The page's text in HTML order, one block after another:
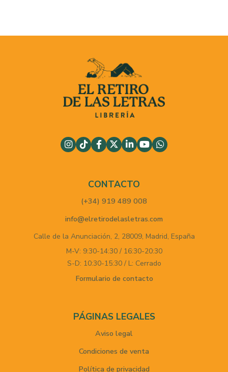
CONTACTO
(+34) 919 489 008
info@elretirodelasletras.com
Calle de la Anunciación, 2, 28009, Madrid, España
M-V: 9:30-14:30 / 16:30-20:30
S-D: 10:30-15:30 / L: Cerrado
Formulario de contacto
PÁGINAS LEGALES
Aviso legal
Condiciones de venta
Política de privacidad